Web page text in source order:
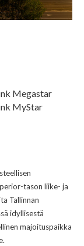
Megastar
MyStar
tason liike- ja
Tallinnan
idyllisestä
majoituspaikka